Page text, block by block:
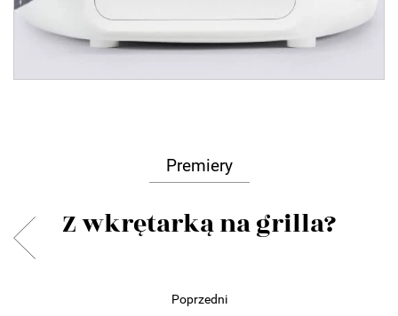
Premiery
Z wkrętarką na grilla?
Poprzedni